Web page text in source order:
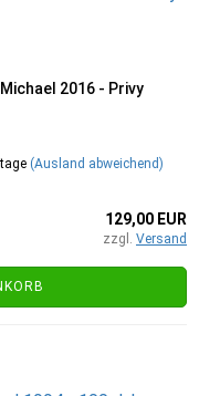
2016 - Privy
(Ausland abweichend)
129,00 EUR
zzgl. Versand